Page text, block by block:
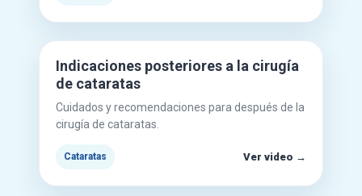
▶
Indicaciones posteriores a la cirugía
de cataratas
Cuidados y recomendaciones para después de la
cirugía de cataratas.
Cataratas Ver video →